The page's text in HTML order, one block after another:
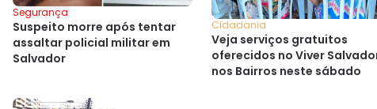
Segurança
Suspeito morre após tentar
assaltar policial militar em
Salvador
Cidadania
Veja serviços gratuitos
oferecidos no Viver
nos Bairros neste sábado